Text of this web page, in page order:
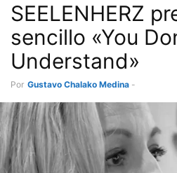
SEELENHERZ
sencillo «You
Understand»
Por Gustavo Chalako Medina -